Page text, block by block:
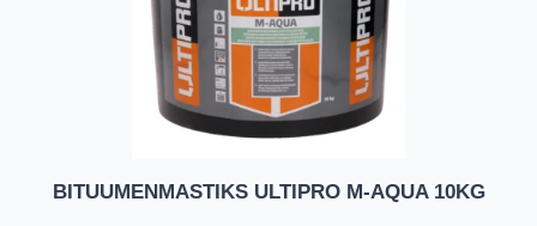
BITUUMENMASTIKS ULTIPRO M-AQUA 10KG